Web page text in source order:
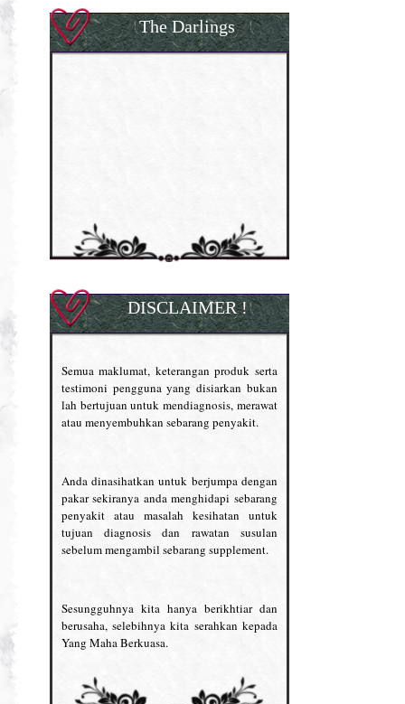
The Darlings
DISCLAIMER !
Semua maklumat, keterangan produk serta
testimoni pengguna yang disiarkan bukan
lah bertujuan untuk mendiagnosis, merawat
atau menyembuhkan sebarang penyakit.
Anda dinasihatkan untuk berjumpa dengan
pakar sekiranya anda menghidapi sebarang
penyakit atau masalah kesihatan untuk
tujuan diagnosis dan rawatan susulan
sebelum mengambil sebarang supplement.
Sesungguhnya kita hanya berikhtiar dan
berusaha, selebihnya kita serahkan kepada
Yang Maha Berkuasa.